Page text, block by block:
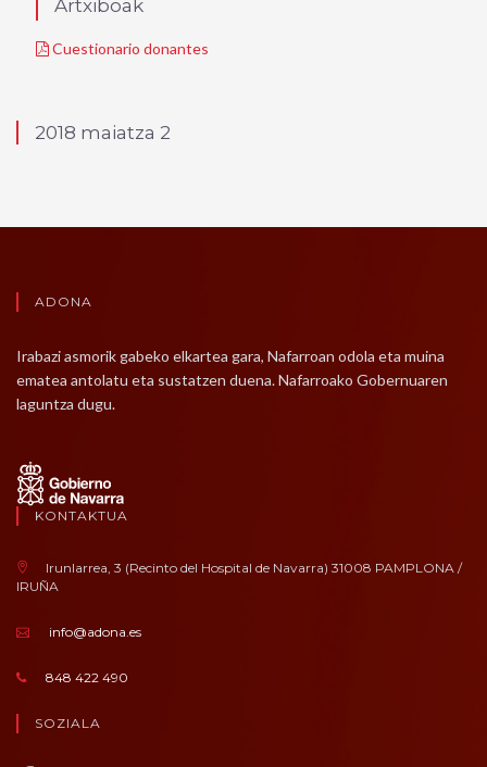
Artxiboak
Cuestionario donantes
2018 maiatza 2
ADONA
Irabazi asmorik gabeko elkartea gara, Nafarroan odola eta muina
ematea antolatu eta sustatzen duena. Nafarroako Gobernuaren
laguntza dugu.
KONTAKTUA
Irunlarrea, 3 (Recinto del Hospital de Navarra) 31008 PAMPLONA /
IRUÑA
info@adona.es
848 422 490
SOZIALA